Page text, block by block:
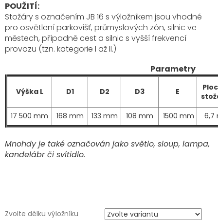
Zvolte délku výložníku
POUŽITÍ:
Stožáry s označením JB 16 s výložníkem jsou vhodné
pro osvětlení parkovišť, průmyslových zón, silnic ve
městech, případně cest a silnic s vyšší frekvencí
provozu (tzn. kategorie I až II.)
Parametry
Výška L D1 D2 D3 E
17 500 mm
168 mm 133 mm 108 mm 1500 mm 6,7
Mnohdy je také označován jako světlo, sloup, lampa,
kandelábr či svítidlo.